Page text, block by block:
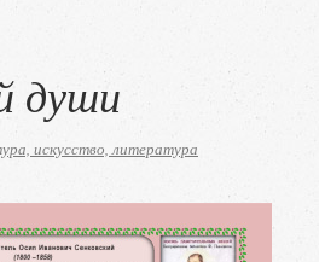
души
искусство, литература